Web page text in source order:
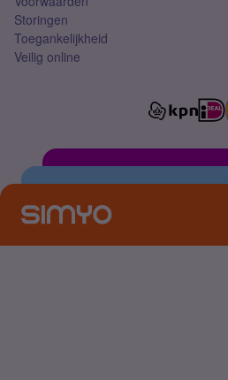
Storingen
Toegankelijkheid
Veilig online